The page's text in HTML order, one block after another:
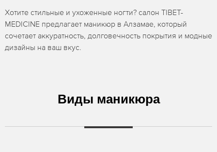
Хотите стильные и ухоженные ногти? салон TIBET-
MEDICINE предлагает маникюр в Алзамае, который
сочетает аккуратность, долговечность покрытия и модные
дизайны на ваш вкус.
Виды маникюра